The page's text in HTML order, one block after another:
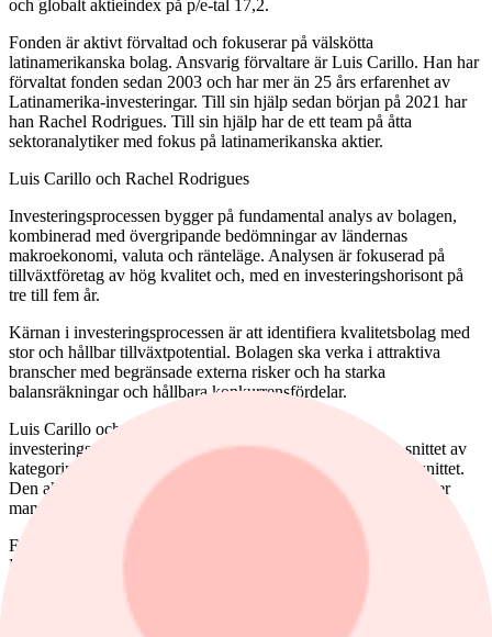
och globalt aktieindex på p/e-tal 17,2.
Fonden är aktivt förvaltad och fokuserar på välskötta
latinamerikanska bolag. Ansvarig förvaltare är Luis Carillo. Han har
förvaltat fonden sedan 2003 och har mer än 25 års erfarenhet av
Latinamerika-investeringar. Till sin hjälp sedan början på 2021 har
han Rachel Rodrigues. Till sin hjälp har de ett team på åtta
sektoranalytiker med fokus på latinamerikanska aktier.
Luis Carillo och Rachel Rodrigues
Investeringsprocessen bygger på fundamental analys av bolagen,
kombinerad med övergripande bedömningar av ländernas
makroekonomi, valuta och ränteläge. Analysen är fokuserad på
tillväxtföretag av hög kvalitet och, med en investeringshorisont på
tre till fem år.
Kärnan i investeringsprocessen är att identifiera kvalitetsbolag med
stor och hållbar tillväxtpotential. Bolagen ska verka i attraktiva
branscher med begränsade externa risker och ha starka
balansräkningar och hållbara konkurrensfördelar.
Luis Carillo och teamet har lyckats riktigt bra med
investeringsprocessen: Fonden har stigit betydligt mer än snittet av
kategorin Latinamerikafonder – till en risk lägre än kategorisnittet.
Den aktiva förvaltningen är tydlig och från tid till annan avviker
man mycket från jämförelseindex.
Fonden har fyra stjärnor på tre års sikt och fyra på fem års sikt hos
Morningstar. Produktens årliga avgift uppskattad av Avanza är på
Fondkategorin Latinamerikafonder hör till de dyrare